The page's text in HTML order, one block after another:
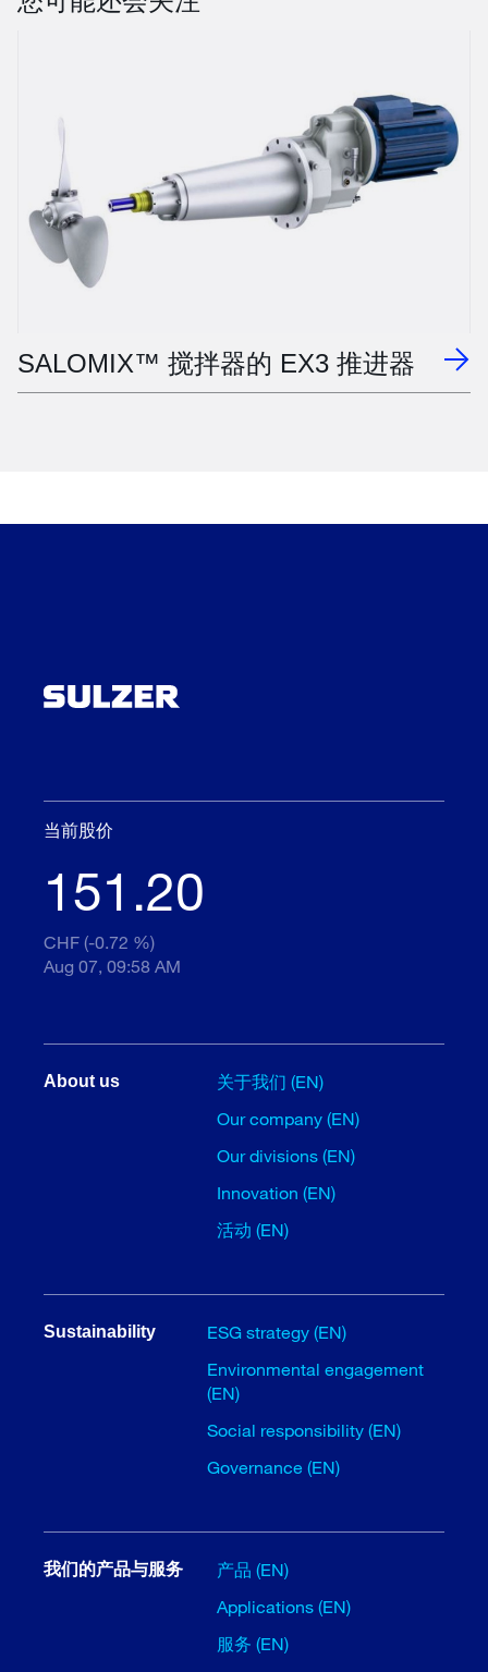
SALOMIX™ 搅拌器的 EX3 推进器
当前股价
151.20
CHF (-0.72 %)
Aug 07, 09:58 AM
About us
关于我们 (EN)
Our company (EN)
Our divisions (EN)
Innovation (EN)
活动 (EN)
Sustainability
ESG strategy (EN)
Environmental engagement
(EN)
Social responsibility (EN)
Governance (EN)
我们的产品与服务
产品 (EN)
Applications (EN)
服务 (EN)